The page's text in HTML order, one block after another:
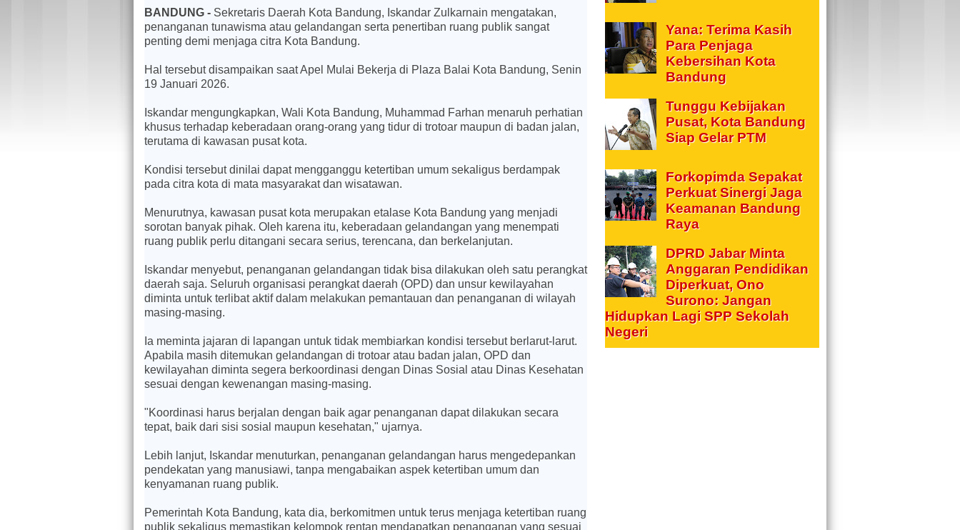
BANDUNG - Sekretaris Daerah Kota Bandung, Iskandar Zulkarnain mengatakan,
penanganan tunawisma atau gelandangan serta penertiban ruang publik sangat
penting demi menjaga citra Kota Bandung.
Hal tersebut disampaikan saat Apel Mulai Bekerja di Plaza Balai Kota Bandung, Senin
19 Januari 2026.
Iskandar mengungkapkan, Wali Kota Bandung, Muhammad Farhan menaruh perhatian
khusus terhadap keberadaan orang-orang yang tidur di trotoar maupun di badan jalan,
terutama di kawasan pusat kota.
Kondisi tersebut dinilai dapat mengganggu ketertiban umum sekaligus berdampak
pada citra kota di mata masyarakat dan wisatawan.
Menurutnya, kawasan pusat kota merupakan etalase Kota Bandung yang menjadi
sorotan banyak pihak. Oleh karena itu, keberadaan gelandangan yang menempati
ruang publik perlu ditangani secara serius, terencana, dan berkelanjutan.
Iskandar menyebut, penanganan gelandangan tidak bisa dilakukan oleh satu perangkat
daerah saja. Seluruh organisasi perangkat daerah (OPD) dan unsur kewilayahan
diminta untuk terlibat aktif dalam melakukan pemantauan dan penanganan di wilayah
masing-masing.
Ia meminta jajaran di lapangan untuk tidak membiarkan kondisi tersebut berlarut-larut.
Apabila masih ditemukan gelandangan di trotoar atau badan jalan, OPD dan
kewilayahan diminta segera berkoordinasi dengan Dinas Sosial atau Dinas Kesehatan
sesuai dengan kewenangan masing-masing.
"Koordinasi harus berjalan dengan baik agar penanganan dapat dilakukan secara
tepat, baik dari sisi sosial maupun kesehatan," ujarnya.
Lebih lanjut, Iskandar menuturkan, penanganan gelandangan harus mengedepankan
pendekatan yang manusiawi, tanpa mengabaikan aspek ketertiban umum dan
kenyamanan ruang publik.
Pemerintah Kota Bandung, kata dia, berkomitmen untuk terus menjaga ketertiban ruang
publik sekaligus memastikan kelompok rentan mendapatkan penanganan yang sesuai
Yana: Terima Kasih
Para Penjaga
Kebersihan Kota
Bandung
Tunggu Kebijakan
Pusat, Kota Bandung
Siap Gelar PTM
Forkopimda Sepakat
Perkuat Sinergi Jaga
Keamanan Bandung
Raya
DPRD Jabar Minta
Anggaran Pendidikan
Diperkuat, Ono
Surono: Jangan
Hidupkan Lagi SPP Sekolah
Negeri